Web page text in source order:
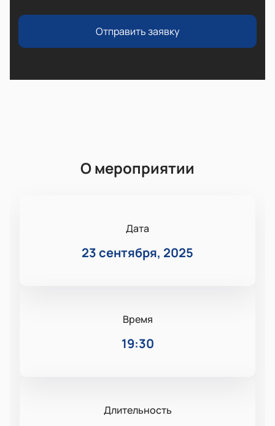
Отправить заявку
О мероприятии
Дата
23 сентября, 2025
Время
19:30
Длительность